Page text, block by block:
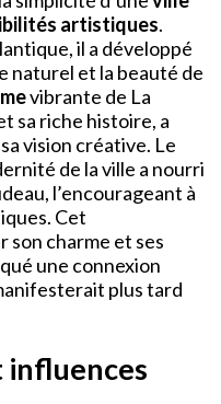
artistiques.
il a développé
naturel et la beauté de
vibrante de La
sa riche histoire, a
vision créative. Le
de la ville a nourri
l’encourageant à
Cet
son charme et ses
une connexion
plus tard